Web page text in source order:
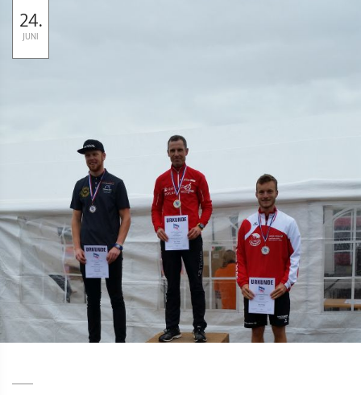
24.
JUNI